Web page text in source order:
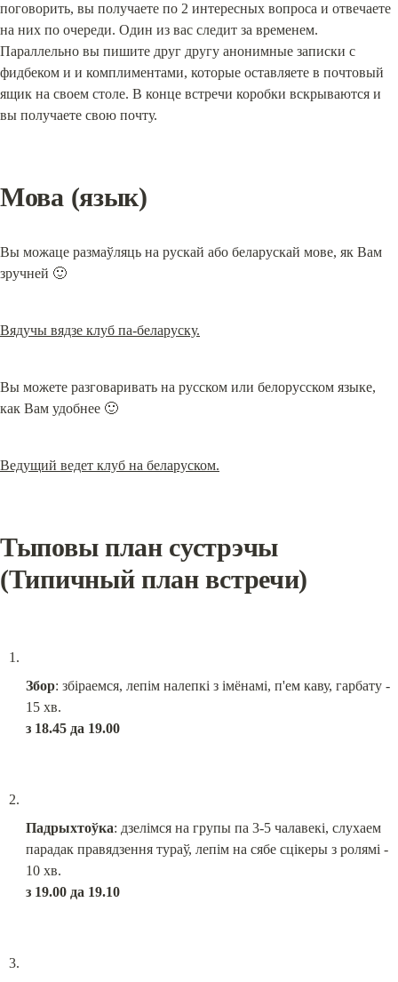
поговорить, вы получаете по 2 интересных вопроса и отвечаете
на них по очереди. Один из вас следит за временем.
Параллельно вы пишите друг другу анонимные записки с
фидбеком и и комплиментами, которые оставляете в почтовый
ящик на своем столе. В конце встречи коробки вскрываются и
вы получаете свою почту.
Мова (язык)
Вы можаце размаўляць на рускай або беларускай мове, як Вам
зручней 🙂
Вядучы вядзе клуб па-беларуску.
Вы можете разговаривать на русском или белорусском языке,
как Вам удобнее 🙂
Ведущий ведет клуб на беларуском.
Тыповы план сустрэчы
(Типичный план встречи)
Збор: збіраемся, лепім налепкі з імёнамі, п'ем каву, гарбату -
з 18.45 да 19.00
Падрыхтоўка: дзелімся на групы па 3-5 чалавекі, слухаем
парадак правядзення тураў, лепім на сябе сцікеры з ролямі -
з 19.00 да 19.10